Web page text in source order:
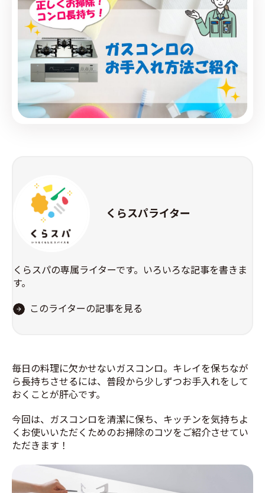
くらスパライター
くらスパの専属ライターです。いろいろな記事を書きま
す。
このライターの記事を見る
毎日の料理に欠かせないガスコンロ。キレイを保ちなが
ら長持ちさせるには、普段から少しずつお手入れをして
おくことが肝心です。
今回は、ガスコンロを清潔に保ち、キッチンを気持ちよ
くお使いいただくためのお掃除のコツをご紹介させてい
ただきます！